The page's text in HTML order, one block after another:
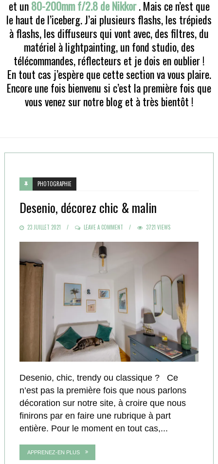
et un80-200mm f/2.8 de Nikkor. Mais ce n’est que
le haut de l’iceberg. J’ai plusieurs flashs, les trépieds
à flashs, les diffuseurs qui vont avec, des filtres, du
matériel à lightpainting, un fond studio, des
télécommandes, réflecteurs et je dois en oublier !
En tout cas j’espère que cette section va vous plaire.
Encore une fois bienvenu si c’est la première fois que
vous venez sur notre blog et à très bientôt !
PHOTOGRAPHIE
Desenio, décorez chic & malin
POSTED
23 JUILLET 2021 LEAVE A COMMENT 3721 VIEWS
Desenio, chic, trendy ou classique ? Ce
n’est pas la première fois que nous parlons
décoration sur notre site, à croire que nous
finirons par en faire une rubrique à part
entière. Pour le moment en tout cas,...
APPRENEZ-EN PLUS